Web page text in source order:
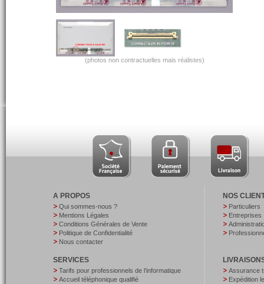
(photos non contractuelles mais réalistes)
A PROPOS
Qui sommes-nous ?
Mentions Légales
Conditions Générales de Vente
Politique de Confidentialité
Nous contacter
SERVICES
Tarifs pour professionnels de l’informatique
Accueil téléphonique qualifié
NOS
Particuliers
Entreprises
Assurance
Expédition